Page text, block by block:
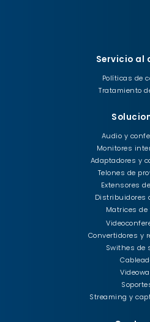
Servicio al
Políticas de
Tratamiento
Audio y
Monitores
Adaptadores y
Telones de
Extensores
Distribuidores
Matrices de
Convertidores y
Swithes de
Streaming y